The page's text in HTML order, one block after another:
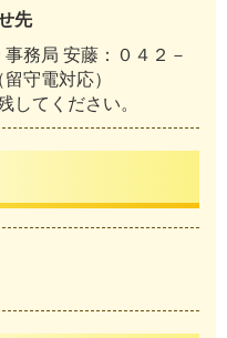
先
務局 安藤：０４２－
守電対応）
してください。